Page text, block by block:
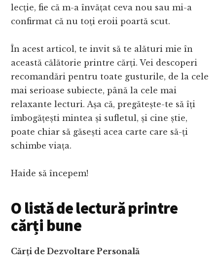
lecție, fie că m-a învățat ceva nou sau mi-a
confirmat că nu toți eroii poartă scut.
În acest articol, te invit să te alături mie în
această călătorie printre cărți. Vei descoperi
recomandări pentru toate gusturile, de la cele
mai serioase subiecte, până la cele mai
relaxante lecturi. Așa că, pregătește-te să îți
îmbogățești mintea și sufletul, și cine știe,
poate chiar să găsești acea carte care să-ți
schimbe viața.
Haide să începem!
O listă de lectură printre
cărți bune
Cărți de Dezvoltare Personală